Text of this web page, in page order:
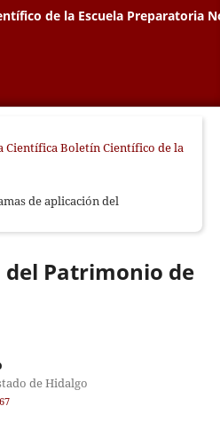
de la Escuela Preparatoria
Científica Boletín Científico de la
de aplicación del
del Patrimonio de
de Hidalgo